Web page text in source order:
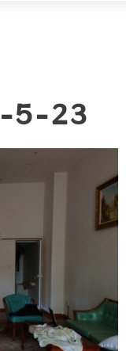
5-23